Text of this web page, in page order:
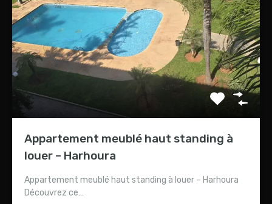
Appartement meublé haut standing à
louer – Harhoura
Appartement meublé haut standing à louer – Harhoura
Découvrez ce…